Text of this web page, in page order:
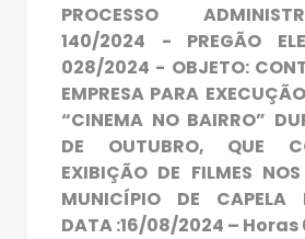
PROCESSO
140/2024 - PREGÃO
028/2024 - OBJETO:
EMPRESA PARA
“CINEMA NO BAIRRO”
DE OUTUBRO, QUE
EXIBIÇÃO DE FILMES
MUNICÍPIO DE CAPELA
DATA :16/08/2024 – Horas